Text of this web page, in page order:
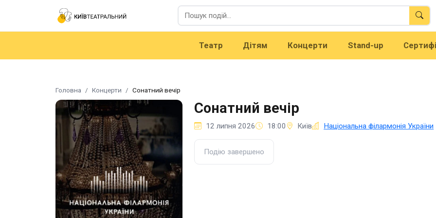
Театр Дітям Концерти Stand-up
Головна Концерти Сонатний вечір
Сонатний вечір
12 липня 2026 18:00 Київ Національна філармонія України
Подію завершено